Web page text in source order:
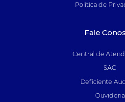
Política de
Fale
Central de
SAC
Deficiente
Ouvidoria